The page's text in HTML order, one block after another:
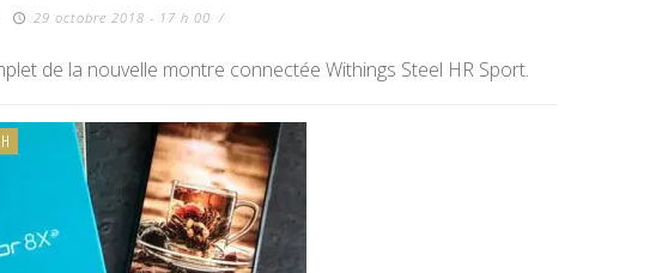
29 octobre 2018 - 17 h 00 /
de la nouvelle montre connectée Withings Steel HR Sport.